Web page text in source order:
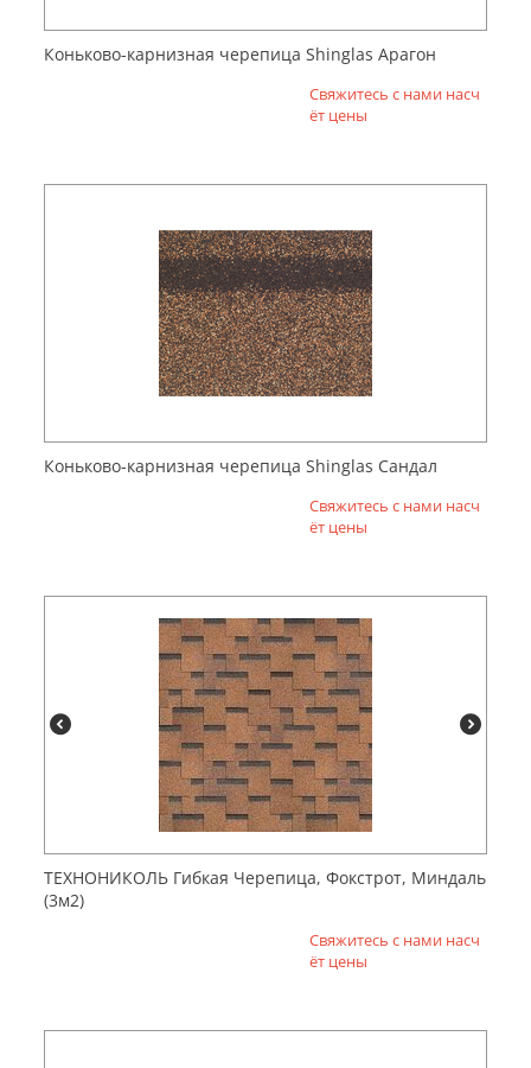
Коньково-карнизная черепица Shinglas Арагон
Свяжитесь с нами насч
ёт цены
Коньково-карнизная черепица Shinglas Сандал
Свяжитесь с нами насч
ёт цены
ТЕХНОНИКОЛЬ Гибкая Черепица, Фокстрот, Миндаль
(3м2)
Свяжитесь с нами насч
ёт цены